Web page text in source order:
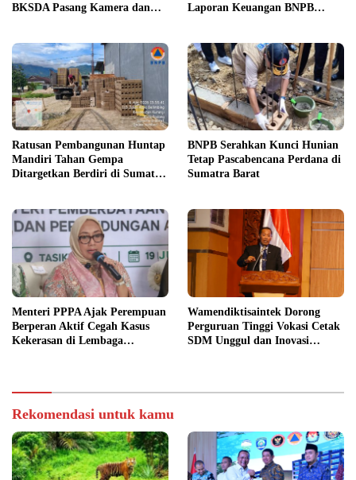
BKSDA Pasang Kamera dan
Laporan Keuangan BNPB
Ratusan Pembangunan Huntap
Mandiri Tahan Gempa
Ditargetkan Berdiri di Sumatra
BNPB Serahkan Kunci Hunian
Tetap Pascabencana Perdana di
Sumatra Barat
Menteri PPPA Ajak Perempuan
Berperan Aktif Cegah Kasus
Kekerasan di Lembaga
Wamendiktisaintek Dorong
Perguruan Tinggi Vokasi Cetak
SDM Unggul dan Inovasi
Rekomendasi untuk kamu